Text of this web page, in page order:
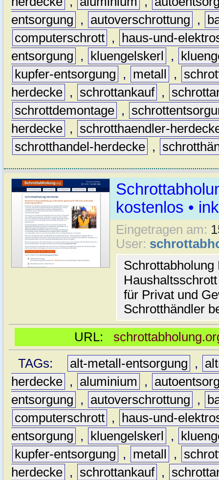
entsorgung
, autoverschrottung ,
computerschrott ,
haus-und-
entsorgung
, kluengelskerl ,
kupfer-entsorgung
, metall ,
herdecke , schrottankauf ,
schrottdemontage ,
herdecke ,
schrotthaendler-
schrotthandel-herdecke ,
kostenlos •
Eingetragen am:
User:
für Privat und
Schrotthändler
URL:
TAGs:
alt-metall-entsorgung ,
herdecke , aluminium ,
entsorgung
, autoverschrottung ,
computerschrott ,
haus-und-
entsorgung
, kluengelskerl ,
kupfer-entsorgung
, metall ,
herdecke , schrottankauf ,